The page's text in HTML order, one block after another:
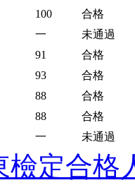
100
合格
一
未通過
91
合格
93
合格
88
合格
88
合格
一 未通過
檢定合格